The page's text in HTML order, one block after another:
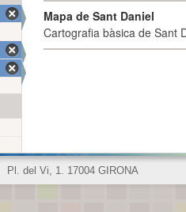
Mapa de Sant Daniel
Cartografia bàsica de Sant
Pl. del Vi, 1. 17004 GIRONA